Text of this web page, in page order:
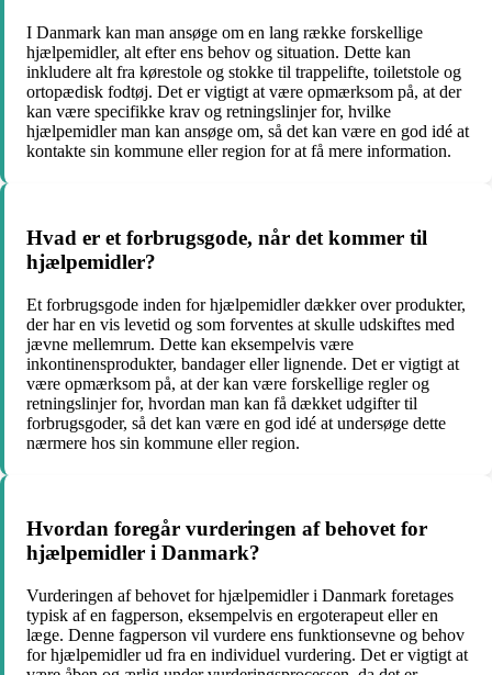
I Danmark kan man ansøge om en lang række forskellige
hjælpemidler, alt efter ens behov og situation. Dette kan
inkludere alt fra kørestole og stokke til trappelifte, toiletstole og
ortopædisk fodtøj. Det er vigtigt at være opmærksom på, at der
kan være specifikke krav og retningslinjer for, hvilke
hjælpemidler man kan ansøge om, så det kan være en god idé at
kontakte sin kommune eller region for at få mere information.
Hvad er et forbrugsgode, når det kommer til
hjælpemidler?
Et forbrugsgode inden for hjælpemidler dækker over produkter,
der har en vis levetid og som forventes at skulle udskiftes med
jævne mellemrum. Dette kan eksempelvis være
inkontinensprodukter, bandager eller lignende. Det er vigtigt at
være opmærksom på, at der kan være forskellige regler og
retningslinjer for, hvordan man kan få dækket udgifter til
forbrugsgoder, så det kan være en god idé at undersøge dette
nærmere hos sin kommune eller region.
Hvordan foregår vurderingen af behovet for
hjælpemidler i Danmark?
Vurderingen af behovet for hjælpemidler i Danmark foretages
typisk af en fagperson, eksempelvis en ergoterapeut eller en
læge. Denne fagperson vil vurdere ens funktionsevne og behov
for hjælpemidler ud fra en individuel vurdering. Det er vigtigt at